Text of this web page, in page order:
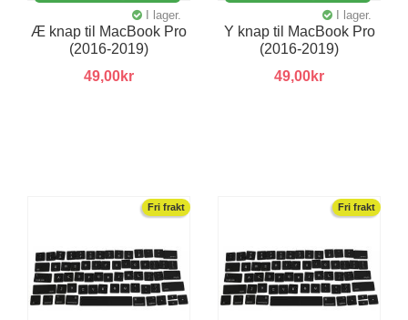
I lager.
Æ knap til MacBook Pro
(2016-2019)
49,00kr
I lager.
Y knap til MacBook Pro
(2016-2019)
49,00kr
Fri frakt Fri frakt